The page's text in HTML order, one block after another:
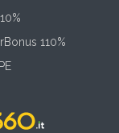
110%